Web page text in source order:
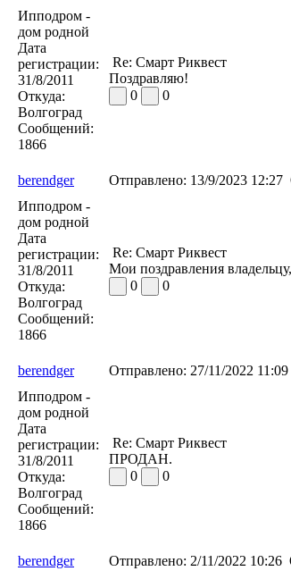
Ипподром -
дом родной
Дата
регистрации:
31/8/2011
Откуда:
Волгоград
Сообщений:
1866
Re: Смарт Риквест
Поздравляю!
0
0
berendger Отправлено: 13/9/2023 12:27
Ипподром -
дом родной
Дата
регистрации:
31/8/2011
Откуда:
Волгоград
Сообщений:
1866
Re: Смарт Риквест
Мои поздравления
0
0
berendger Отправлено: 27/11/2022 11:09
Ипподром -
дом родной
Дата
регистрации:
31/8/2011
Откуда:
Волгоград
Сообщений:
1866
Re: Смарт Риквест
ПРОДАН.
0
0
berendger Отправлено: 2/11/2022 10:26